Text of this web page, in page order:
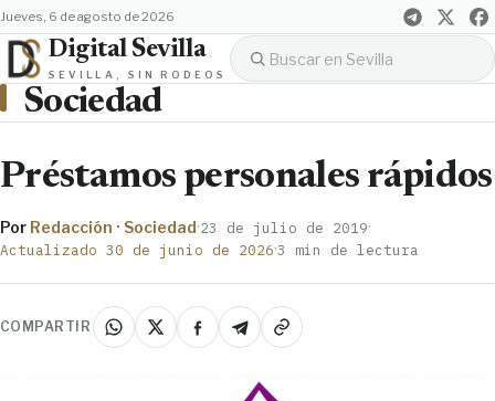
jueves, 6 de agosto de 2026
Digital Sevilla
SEVILLA, SIN RODEOS
Sociedad
Préstamos personales rápidos
Por Redacción · Sociedad·23 de julio de 2019·
Actualizado 30 de junio de 2026·3 min de lectura
COMPARTIR